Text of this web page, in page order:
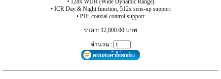
• ICR Day & Night function, 512x sens-up support
• PIP, coaxial control support
ราคา: 12,800.00 บาท
จำนวน :